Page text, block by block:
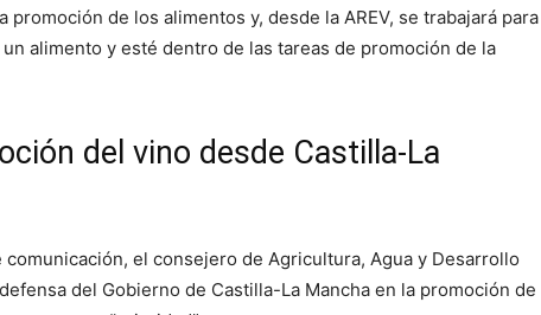
promoción de los alimentos y, desde la AREV, se trabajará para
alimento y esté dentro de las tareas de promoción de la
del vino desde Castilla-La
el consejero de Agricultura, Agua y Desarrollo
del Gobierno de Castilla-La Mancha en la promoción de